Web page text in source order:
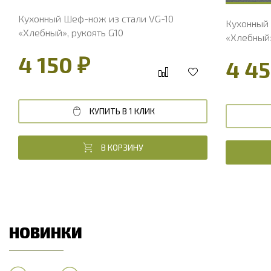
Кухонный Шеф-нож из стали VG-10
«Хлебный», рукоять G10
4 150 ₽
КУПИТЬ В 1 КЛИК
В КОРЗИНУ
4
НОВИНКИ